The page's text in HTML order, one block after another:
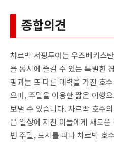
종합의견
차르박 서핑투어는 우즈베키스
을 동시에 즐길 수 있는 특별한
핑과는 또 다른 매력을 가진 호
으며, 주말을 이용한 짧은 여행
보낼 수 있습니다. 차르박 호수
은 일상에 지친 이들에게 새로
번 주말, 도시를 떠나 차르박 호